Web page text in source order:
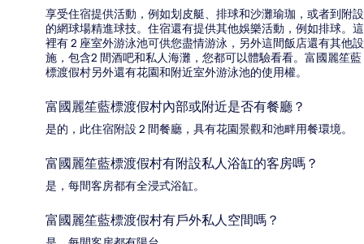
享受住宿提供活動，例如划皮艇、排球和沙灘瑜珈，或者到附設
的網球場精進球技。住宿還有提供其他娛樂活動，例如排球。這
裡有 2 座室外游泳池可供您盡情游泳，另外這間飯店還有其他設
施，包含2 間酒吧和私人海灘，您都可以體驗看看。富國麗笙藍
標渡假村另外還有花園和附近室外游泳池的使用權。
富國麗笙藍標渡假村內部或附近是否有餐廳？
是的，此住宿附設 2 間餐廳，具有花園景觀和池畔用餐環境。
富國麗笙藍標渡假村有附設私人浴缸的客房嗎？
是，每間客房都有全浸式浴缸。
富國麗笙藍標渡假村有戶外私人空間嗎？